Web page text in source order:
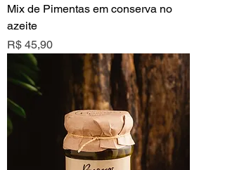
Mix de Pimentas em conserva no
azeite
Preço
R$ 45,90